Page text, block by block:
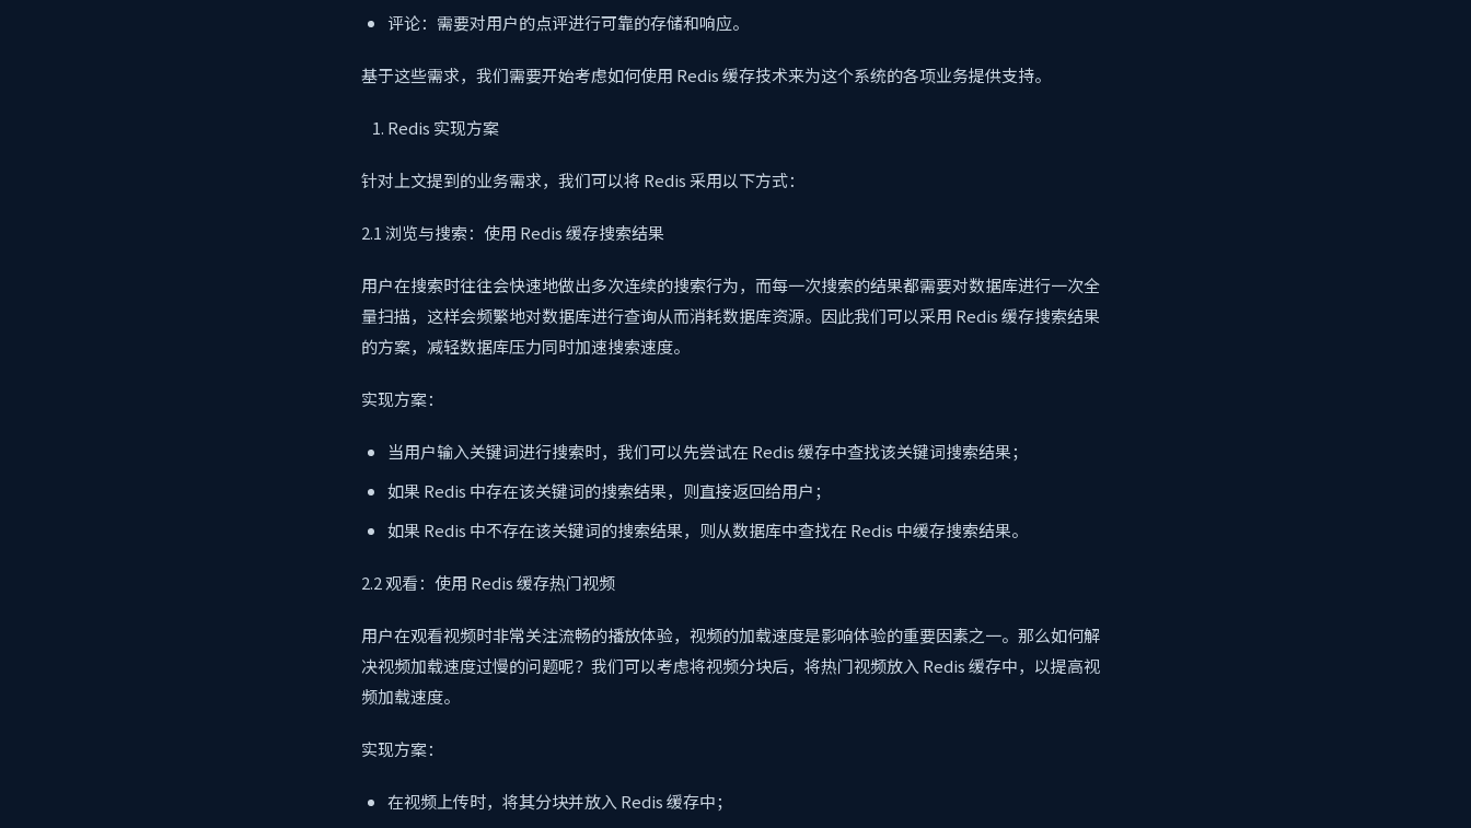
评论：需要对用户的点评进行可靠的存储和响应。
基于这些需求，我们需要开始考虑如何使用 Redis 缓存技术来为这个系统的各项业务提供支持。
Redis 实现方案
针对上文提到的业务需求，我们可以将 Redis 采用以下方式：
2.1 浏览与搜索：使用 Redis 缓存搜索结果
用户在搜索时往往会快速地做出多次连续的搜索行为，而每一次搜索的结果都需要对数据库进行一次全
量扫描，这样会频繁地对数据库进行查询从而消耗数据库资源。因此我们可以采用 Redis 缓存搜索结果
的方案，减轻数据库压力同时加速搜索速度。
实现方案：
当用户输入关键词进行搜索时，我们可以先尝试在 Redis 缓存中查找该关键词搜索结果；
如果 Redis 中存在该关键词的搜索结果，则直接返回给用户；
如果 Redis 中不存在该关键词的搜索结果，则从数据库中查找在 Redis 中缓存搜索结果。
2.2 观看：使用 Redis 缓存热门视频
用户在观看视频时非常关注流畅的播放体验，视频的加载速度是影响体验的重要因素之一。那么如何解
决视频加载速度过慢的问题呢？我们可以考虑将视频分块后，将热门视频放入 Redis 缓存中，以提高视
频加载速度。
实现方案：
在视频上传时，将其分块并放入 Redis 缓存中；